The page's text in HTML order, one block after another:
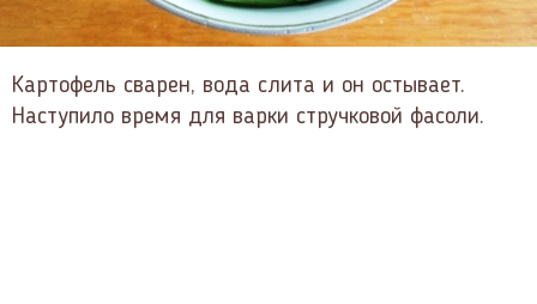
Картофель сварен, вода слита и он остывает.
Наступило время для варки стручковой фасоли.